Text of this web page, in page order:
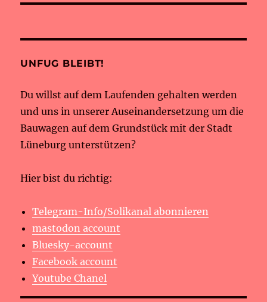
UNFUG BLEIBT!
Du willst auf dem Laufenden gehalten werden
und uns in unserer Auseinandersetzung um die
Bauwagen auf dem Grundstück mit der Stadt
Lüneburg unterstützen?
Hier bist du richtig:
Telegram-Info/Solikanal abonnieren
mastodon account
Bluesky-account
Facebook account
Youtube Chanel